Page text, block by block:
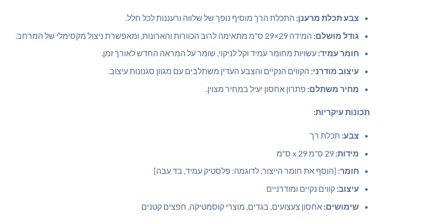
צבע תכלת מרענן: התכלת הרך מוסיף נופך של שלווה ורעננות לכל חלל.
גודל מושלם: המידה 29×29 ס"מ מתאימה לרוב הכוורות והארונות, ומאפשרת ניצול מקסימלי של המרחב.
חומר עמיד: עשויות מחומר עמיד וקל לניקוי, שומר על המראה החדש לאורך זמן.
עיצוב מודרני: הקווים הנקיים והצבע העדין משתלבים עם מגוון סגנונות עיצוב.
מחיר משתלם: פתרון אחסון יעיל במחיר מצוין.
תכונות עיקריות:
צבע: תכלת רך
מידות:
חומר: [הוסף את חומר הייצור, לדוגמה: פלסטיק עמיד, בד עבה]
עיצוב: קווים נקיים ומודרניים
שימושים: אחסון צעצועים, בגדים, מוצרי קוסמטיקה, חפצים קטנים